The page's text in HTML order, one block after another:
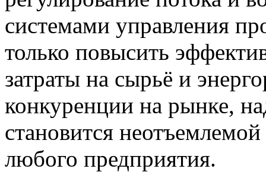
системами управления
только повысить
затраты на сырьё и
конкуренции на рынке,
становится
любого предприятия.